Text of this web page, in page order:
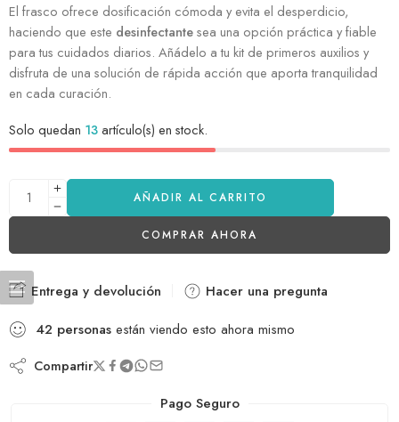
El frasco ofrece dosificación cómoda y evita el desperdicio,
haciendo que este desinfectantesea una opción práctica y fiable
para tus cuidados diarios. Añádelo a tu kit de primeros auxilios y
disfruta de una solución de rápida acción que aporta tranquilidad
en cada curación.
Solo quedan 13artículo(s) en stock.
AÑADIR AL CARRITO
COMPRAR AHORA
Entrega y devolución
Hacer una pregunta
42 personas están viendo esto ahora mismo
Compartir
Pago Seguro